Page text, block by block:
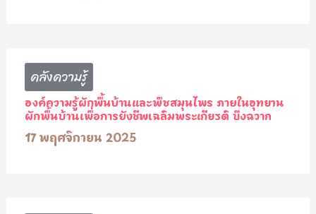
คลังความรู้
องค์ความรู้ผักพื้นบ้านและพืชสมุนไพร ภายในอุทยาน
ผักพื้นบ้านเพื่อการยังชีพเฉลิมพระเกียรติ บึงฉวาก
17 พฤศจิกายน 2025